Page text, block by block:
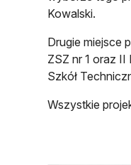
Kowalski.
Drugie miejsce
ZSZ nr 1 oraz
Szkół
Wszystkie